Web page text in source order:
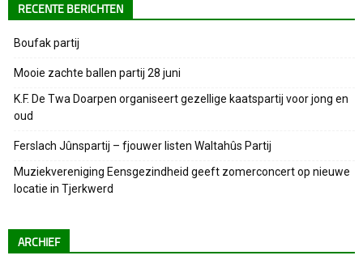
RECENTE BERICHTEN
Boufak partij
Mooie zachte ballen partij 28 juni
K.F. De Twa Doarpen organiseert gezellige kaatspartij voor jong en
oud
Ferslach Jûnspartij – fjouwer listen Waltahûs Partij
Muziekvereniging Eensgezindheid geeft zomerconcert op nieuwe
locatie in Tjerkwerd
ARCHIEF